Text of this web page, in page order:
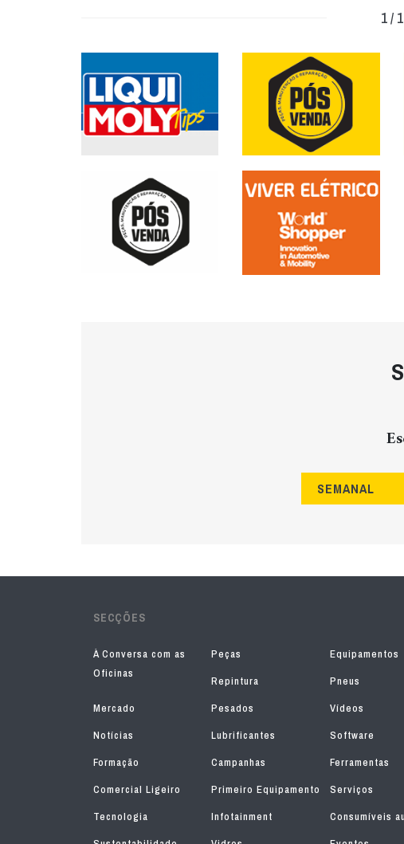
1 / 1
SEMANAL
SECÇÕES
À Conversa com as
Oficinas
Peças
Equipamentos
Repintura
Pneus
Mercado
Pesados
Vídeos
Notícias
Lubrificantes
Software
Formação
Campanhas
Ferramentas
Comercial Ligeiro
Primeiro Equipamento
Serviços
Tecnologia
Infotainment
Consumíveis